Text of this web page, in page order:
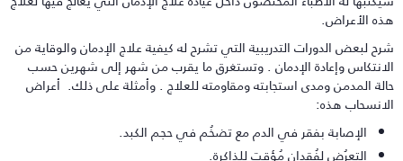
الأعراض.
لبعض الدورات التدريبية التي تشرح له كيفية علاج الإدمان والوقاية من
وإعادة الإدمان . وتستغرق ما يقرب من شهر إلى شهرين حسب
المدمن ومدى استجابته ومقاومته للعلاج . وأمثلة على ذلك. أعراض
هذه:
الإصابة بفقر في الدم مع تضخُم في حجم الكبد.
التعرُض لفُقدان مُؤقت للذاكرة.